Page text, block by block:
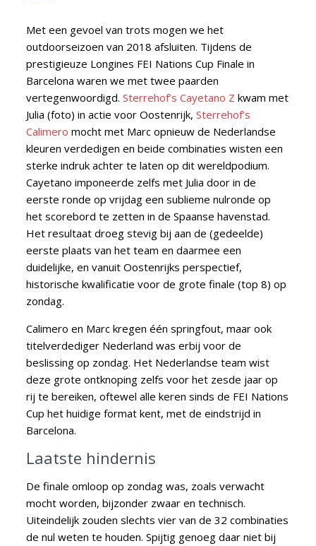
Met een gevoel van trots mogen we het
outdoorseizoen van 2018 afsluiten. Tijdens de
prestigieuze Longines FEI Nations Cup Finale in
Barcelona waren we met twee paarden
vertegenwoordigd. Sterrehof’s Cayetano Z kwam met
Julia (foto) in actie voor Oostenrijk,Sterrehof’s
Calimero mocht met Marc opnieuw de Nederlandse
kleuren verdedigen en beide combinaties wisten een
sterke indruk achter te laten op dit wereldpodium.
Cayetano imponeerde zelfs met Julia door in de
eerste ronde op vrijdag een sublieme nulronde op
het scorebord te zetten in de Spaanse havenstad.
Het resultaat droeg stevig bij aan de (gedeelde)
eerste plaats van het team en daarmee een
duidelijke, en vanuit Oostenrijks perspectief,
historische kwalificatie voor de grote finale (top 8) op
zondag.
Calimero en Marc kregen één springfout, maar ook
titelverdediger Nederland was erbij voor de
beslissing op zondag. Het Nederlandse team wist
deze grote ontknoping zelfs voor het zesde jaar op
rij te bereiken, oftewel alle keren sinds de FEI Nations
Cup het huidige format kent, met de eindstrijd in
Barcelona.
Laatste hindernis
De finale omloop op zondag was, zoals verwacht
mocht worden, bijzonder zwaar en technisch.
Uiteindelijk zouden slechts vier van de 32 combinaties
de nul weten te houden. Spijtig genoeg daar niet bij